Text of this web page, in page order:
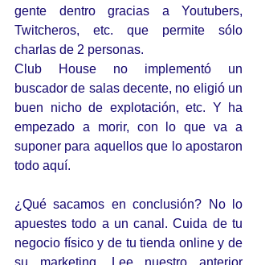
gente dentro gracias a Youtubers,
Twitcheros, etc. que permite sólo
charlas de 2 personas.
Club House no implementó un
buscador de salas decente, no eligió un
buen nicho de explotación, etc. Y ha
empezado a morir, con lo que va a
suponer para aquellos que lo apostaron
todo aquí.
¿Qué sacamos en conclusión? No lo
apuestes todo a un canal. Cuida de tu
negocio físico y de tu tienda online y de
su marketing. Lee nuestro anterior